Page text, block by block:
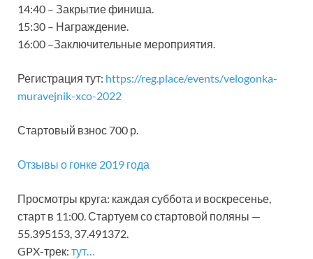
14:40 – Закрытие финиша.
15:30 – Награждение.
16:00 –Заключительные мероприятия.
Регистрация тут: https://reg.place/events/velogonka-
muravejnik-xco-2022
Стартовый взнос 700 р.
Отзывы о гонке 2019 года
Просмотры круга: каждая суббота и воскресенье,
старт в 11:00. Стартуем со стартовой поляны —
55.395153, 37.491372.
GPX-трек: тут…